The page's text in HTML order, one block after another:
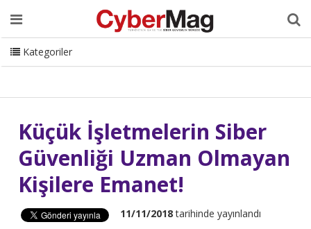
Ana Sayfa Hakkımızda Dergi Editörden
Danışmanlık
ISC Turkey Sizden Gelenler
İletişim
CyberMag Logo
Kategoriler
Küçük İşletmelerin Siber
Güvenliği Uzman Olmayan
Kişilere Emanet!
11/11/2018tarihinde yayınlandı